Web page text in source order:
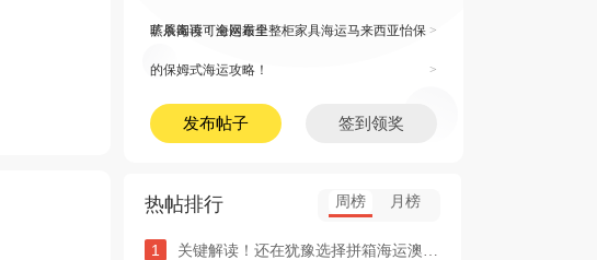
蒸杀毒再可海运布里 >
旷展阅读！全网最全整柜家具海运马来西亚怡保
的保姆式海运攻略！ >
发布帖子 签到领奖
热帖排行 周榜 月榜
1 关键解读！还在犹豫选择拼箱海运澳洲or整柜海运悉尼墨尔本的朋友